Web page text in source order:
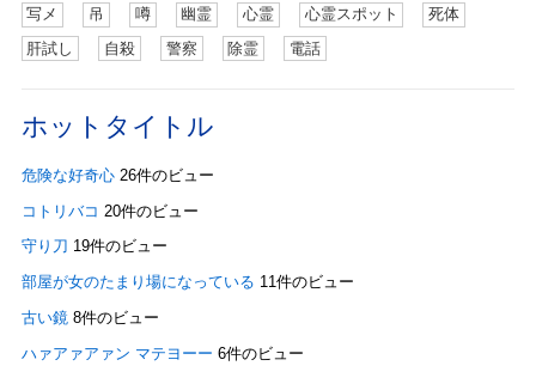
写メ
吊 噂 幽霊 心霊 心霊スポット
死体
肝試し
自殺 警察 除霊 電話
ホットタイトル
危険な好奇心 26件のビュー
コトリバコ 20件のビュー
守り刀 19件のビュー
部屋が女のたまり場になっている 11件のビュー
古い鏡 8件のビュー
ハァアァアァン マテヨーー 6件のビュー